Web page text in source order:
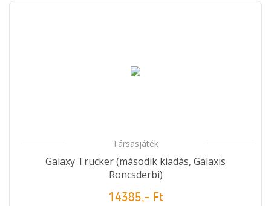
Társasjáték
Galaxy Trucker (második kiadás, Galaxis
Roncsderbi)
14385,- Ft